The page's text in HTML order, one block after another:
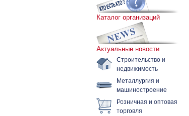
Каталог организаций
Актуальные новости
Строительство и
недвижимость
Металлургия и
машиностроение
Розничная и оптовая
торговля